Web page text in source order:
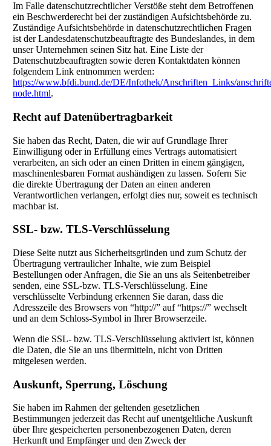
Im Falle datenschutzrechtlicher Verstöße steht dem Betroffenen
ein Beschwerderecht bei der zuständigen Aufsichtsbehörde zu.
Zuständige Aufsichtsbehörde in datenschutzrechtlichen Fragen
ist der Landesdatenschutzbeauftragte des Bundeslandes, in dem
unser Unternehmen seinen Sitz hat. Eine Liste der
Datenschutzbeauftragten sowie deren Kontaktdaten können
folgendem Link entnommen werden:
https://www.bfdi.bund.de/DE/Infothek/Anschriften_Links/
node.html.
Recht auf Datenübertragbarkeit
Sie haben das Recht, Daten, die wir auf Grundlage Ihrer
Einwilligung oder in Erfüllung eines Vertrags automatisiert
verarbeiten, an sich oder an einen Dritten in einem gängigen,
maschinenlesbaren Format aushändigen zu lassen. Sofern Sie
die direkte Übertragung der Daten an einen anderen
Verantwortlichen verlangen, erfolgt dies nur, soweit es technisch
machbar ist.
SSL- bzw. TLS-Verschlüsselung
Diese Seite nutzt aus Sicherheitsgründen und zum Schutz der
Übertragung vertraulicher Inhalte, wie zum Beispiel
Bestellungen oder Anfragen, die Sie an uns als Seitenbetreiber
senden, eine SSL-bzw. TLS-Verschlüsselung. Eine
verschlüsselte Verbindung erkennen Sie daran, dass die
Adresszeile des Browsers von “http://” auf “https://” wechselt
und an dem Schloss-Symbol in Ihrer Browserzeile.
Wenn die SSL- bzw. TLS-Verschlüsselung aktiviert ist, können
die Daten, die Sie an uns übermitteln, nicht von Dritten
mitgelesen werden.
Auskunft, Sperrung, Löschung
Sie haben im Rahmen der geltenden gesetzlichen
Bestimmungen jederzeit das Recht auf unentgeltliche Auskunft
über Ihre gespeicherten personenbezogenen Daten, deren
Herkunft und Empfänger und den Zweck der